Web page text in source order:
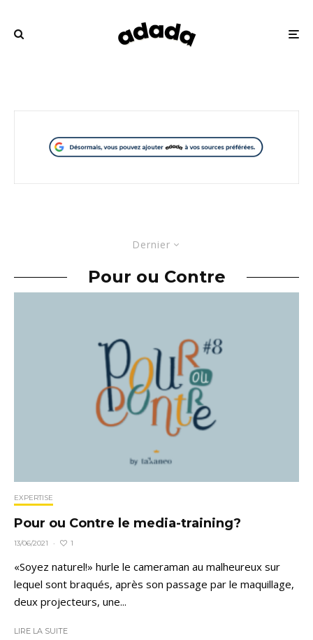
Dernier
Pour ou Contre
EXPERTISE
Pour ou Contre le media-training?
13/06/2021 · 1
«Soyez naturel!» hurle le cameraman au malheureux sur
lequel sont braqués, après son passage par le maquillage,
deux projecteurs, une...
LIRE LA SUITE